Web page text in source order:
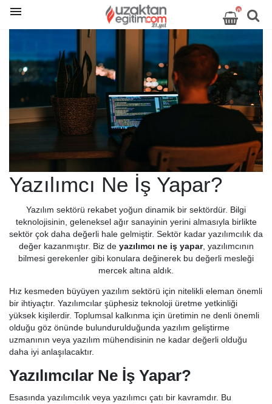
0
Yazılımcı Ne İş Yapar?
Yazılım sektörü rekabet yoğun dinamik bir sektördür. Bilgi
teknolojisinin, geleneksel ağır sanayinin yerini almasıyla birlikte
sektör çok daha değerli hale gelmiştir. Sektör kadar yazılımcılık da
değer kazanmıştır. Biz de yazılımcı ne iş yapar, yazılımcının
bilmesi gerekenler gibi konulara değinerek bu değerli mesleği
mercek altına aldık.
Hız kesmeden büyüyen yazılım sektörü için nitelikli eleman önemli
bir ihtiyaçtır. Yazılımcılar şüphesiz teknoloji üretme yetkinliği
yüksek kişilerdir. Toplumsal kalkınma için üretimin ne denli önemli
olduğu göz önünde bulundurulduğunda yazılım geliştirme
uzmanının veya yazılım mühendisinin ne kadar değerli olduğu
daha iyi anlaşılacaktır.
Yazılımcılar Ne İş Yapar?
Esasında yazılımcılık veya yazılımcı çatı bir kavramdır. Bu